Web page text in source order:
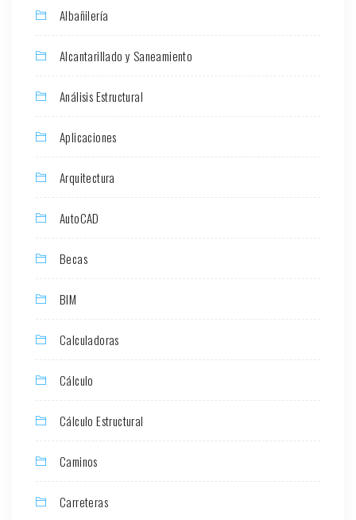
Albañilería
Alcantarillado y Saneamiento
Análisis Estructural
Aplicaciones
Arquitectura
AutoCAD
Becas
BIM
Calculadoras
Cálculo
Cálculo Estructural
Caminos
Carreteras